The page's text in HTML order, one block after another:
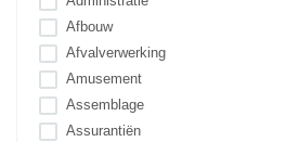
Afbouw
Afvalverwerking
Amusement
Assemblage
Assurantiën